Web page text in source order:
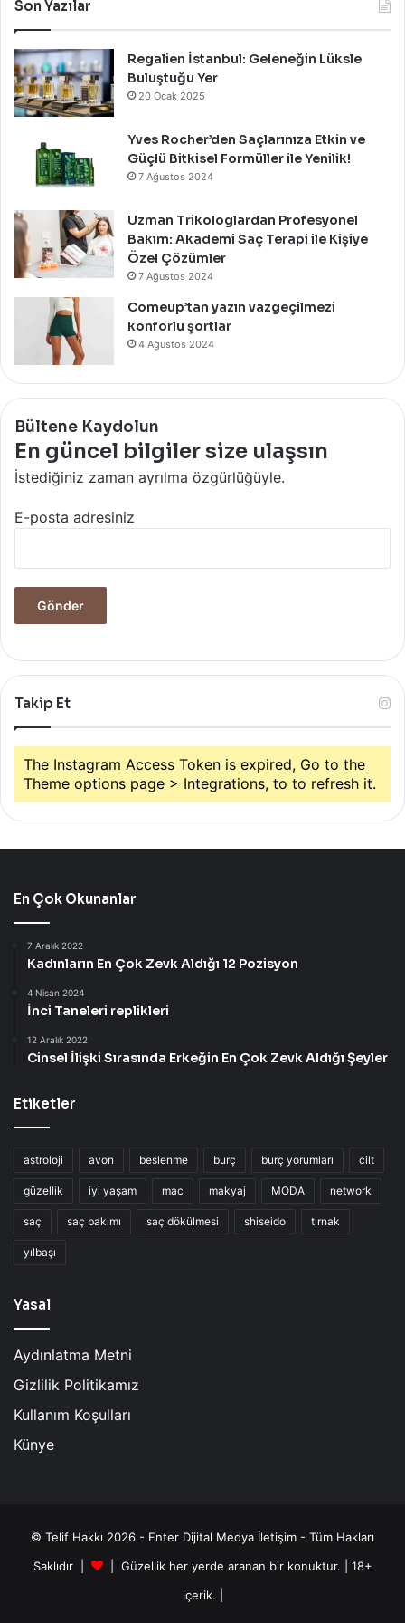
Kutladı!
Son Yazılar
Regalien İstanbul: Geleneğin Lüksle
Buluştuğu Yer
20 Ocak 2025
Yves Rocher’den Saçlarınıza Etkin ve
Güçlü Bitkisel Formüller ile Yenilik!
7 Ağustos 2024
Uzman Trikologlardan Profesyonel
Bakım: Akademi Saç Terapi ile Kişiye
Özel Çözümler
7 Ağustos 2024
Comeup’tan yazın vazgeçilmezi
konforlu şortlar
4 Ağustos 2024
Bültene Kaydolun
En güncel bilgiler size ulaşsın
İstediğiniz zaman ayrılma özgürlüğüyle.
E-posta adresiniz
Takip Et
The Instagram Access Token is expired, Go to the
Theme options page > Integrations, to to refresh it.
En Çok Okunanlar
7 Aralık 2022
Kadınların En Çok Zevk Aldığı 12 Pozisyon
4 Nisan 2024
İnci Taneleri replikleri
12 Aralık 2022
Cinsel İlişki Sırasında Erkeğin En Çok Zevk Aldığı Şeyler
Etiketler
astroloji avon beslenme burç burç yorumları cilt
güzellik iyi yaşam mac makyaj MODA network
saç saç bakımı saç dökülmesi shiseido tırnak
yılbaşı
Yasal
Aydınlatma Metni
Gizlilik Politikamız
Kullanım Koşulları
Künye
© Telif Hakkı 2026 - Enter Dijital Medya İletişim - Tüm Hakları
Saklıdır |
| Güzellik her yerde aranan bir konuktur. | 18+
içerik. |